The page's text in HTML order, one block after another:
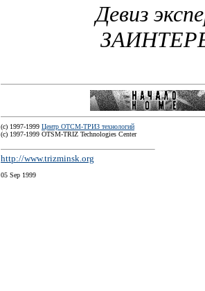
Девиз
(c) 1997-1999 Центр ОТСМ-ТРИЗ технологий
(с) 1997-1999 OTSM-TRIZ Technologies Center
http://www.trizminsk.org
05 Sep 1999